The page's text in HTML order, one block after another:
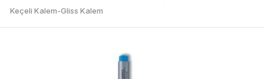
Keçeli Kalem-Gliss Kalem